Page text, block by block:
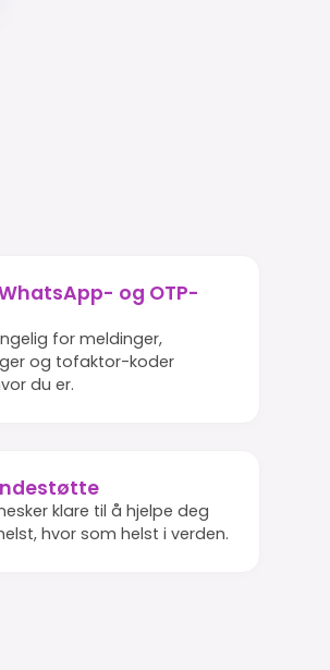
og OTP-
for meldinger,
og tofaktor-koder
du er.
klare til å hjelpe deg
hvor som helst i verden.